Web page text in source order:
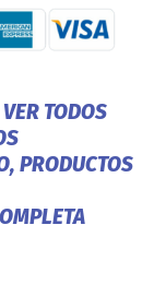
TODOS
PRODUCTOS